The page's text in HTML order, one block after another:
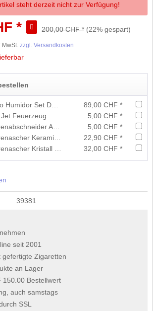
steht derzeit nicht zur Verfügung!
* 200,00 CHF * (22% gespart)
MwSt. zzgl. Versandkosten
89,00 CHF *
Feuerzeug
5,00 CHF *
5,00 CHF *
22,90 CHF *
32,00 CHF *
39381
seit 2001
gefertigte Zigaretten
an Lager
150.00 Bestellwert
auch samstags
SSL